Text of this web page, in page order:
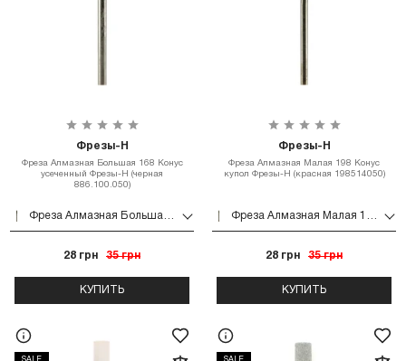
Фрезы-Н
Фреза Алмазная Большая 168 Конус
усеченный Фрезы-Н (черная
886.100.050)
28 грн 35 грн
КУПИТЬ
Фрезы-Н
Фреза Алмазная Малая 198 Конус
купол Фрезы-Н (красная 198514050)
28 грн 35 грн
КУПИТЬ